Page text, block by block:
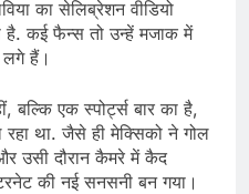
का सेलिब्रेशन वीडियो
है. कई फैन्स तो उन्हें मजाक में
लगे हैं।
बल्कि एक स्पोर्ट्स बार का है,
था. जैसे ही मेक्सिको ने गोल
उसी दौरान कैमरे में कैद
की नई सनसनी बन गया।